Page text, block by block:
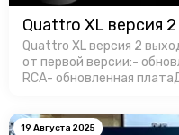
Quattro XL версия
Quattro XL версия 2
от первой версии:-
RCA- обновленная
19 Августа 2025